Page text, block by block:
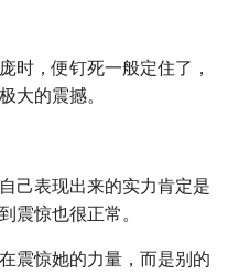
时，便钉死一般定住了，
大的震撼。
己表现出来的实力肯定是
震惊也很正常。
震惊她的力量，而是别的